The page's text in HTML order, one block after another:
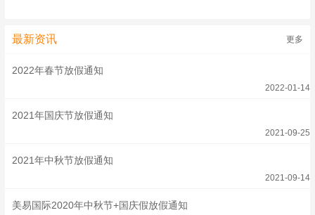
最新资讯 更多
2022年春节放假通知
2022-01-14
2021年国庆节放假通知
2021-09-25
2021年中秋节放假通知
2021-09-14
美易国际2020年中秋节+国庆假放假通知